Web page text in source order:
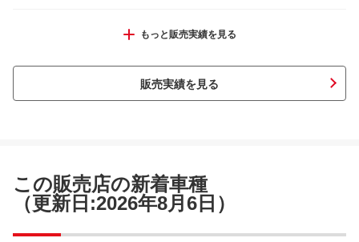
ムーヴコンテ Ｘ
もっと販売実績を見る
販売実績を見る
この販売店の新着車種
（更新日:2026年8月6日）